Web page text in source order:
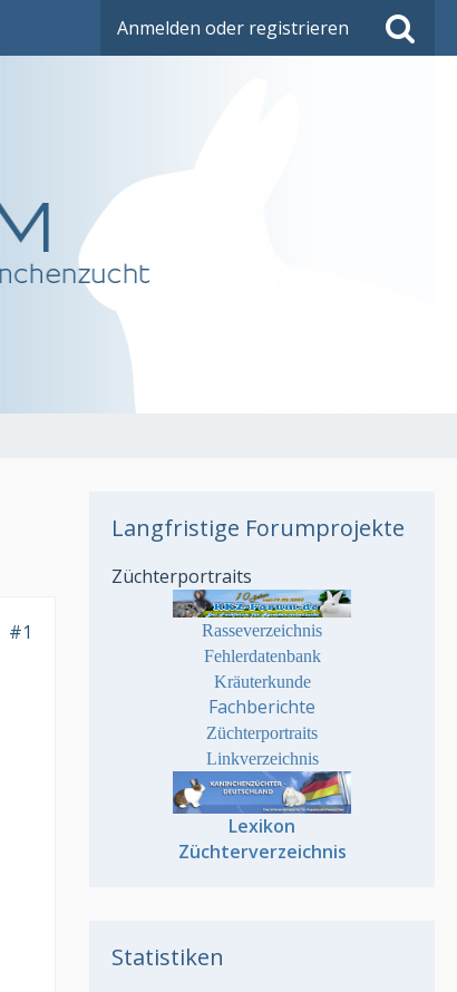
Anmelden oder registrieren
#1
Langfristige Forumprojekte
Züchterportraits
Rasseverzeichnis
Fehlerdatenbank
Kräuterkunde
Fachberichte
Züchterportraits
Linkverzeichnis
Lexikon
Züchterverzeichnis
Statistiken